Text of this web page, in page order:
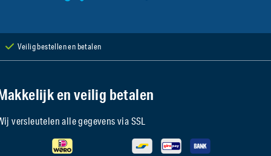
Veilig bestellen en betalen
en veilig betalen
versleutelen alle gegevens via SSL